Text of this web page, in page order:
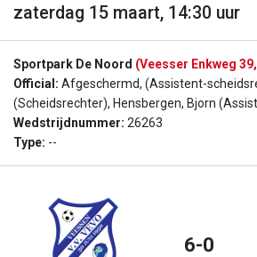
zaterdag 15 maart, 14:30 uur
Sportpark De Noord (Veesser Enkweg
Official: Afgeschermd, (Assistent-
(Scheidsrechter), Hensbergen, Bjorn
Wedstrijdnummer: 26263
Type: --
6-0